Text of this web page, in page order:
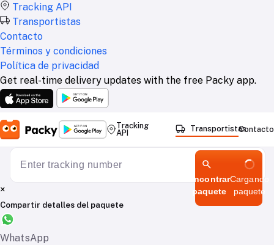
Tracking API
Transportistas
Contacto
Términos y condiciones
Política de privacidad
Get real-time delivery updates with the free Packy app.
Tracking
API
TransportistasContacto
Encontrar
paquete
Cargando
paquete
×
Compartir detalles del paquete
WhatsApp